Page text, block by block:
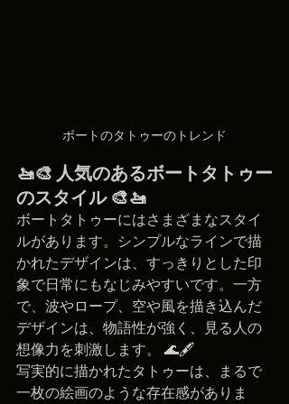
ボートのタトゥーのトレンド
🚤🎨 人気のあるボートタトゥー
のスタイル 🎨🚤
ボートタトゥーにはさまざまなスタイ
ルがあります。シンプルなラインで描
かれたデザインは、すっきりとした印
象で日常にもなじみやすいです。一方
で、波やロープ、空や風を描き込んだ
デザインは、物語性が強く、見る人の
想像力を刺激します。 🌊🖋️
写実的に描かれたタトゥーは、まるで
一枚の絵画のような存在感がありま